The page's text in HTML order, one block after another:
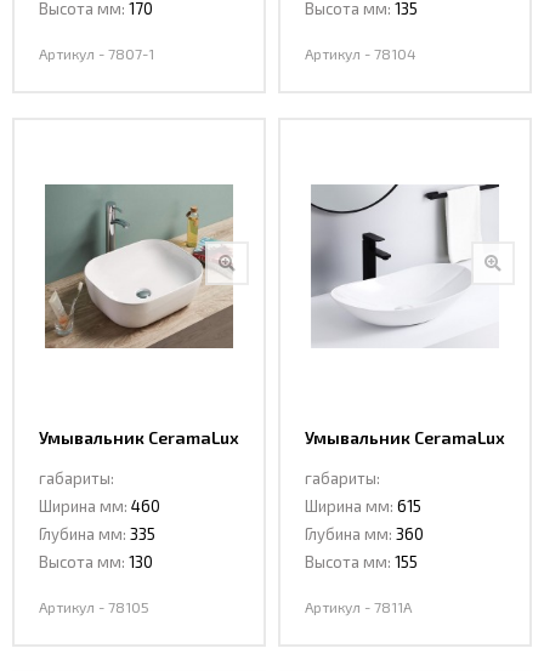
Высота мм: 170
Артикул - 7807-1
Высота мм: 135
Артикул - 78104
Умывальник CeramaLux
габариты:
Ширина мм: 460
Глубина мм: 335
Высота мм: 130
Артикул - 78105
Умывальник CeramaLux
габариты:
Ширина мм: 615
Глубина мм: 360
Высота мм: 155
Артикул - 7811A